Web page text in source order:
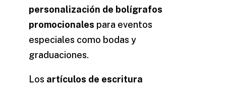
personalización de bolígrafos
promocionales para eventos
especiales como bodas y
graduaciones.
Los artículos de escritura